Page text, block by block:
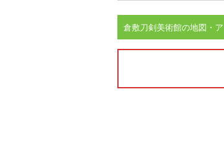
倉敷刀剣美術館の地図・